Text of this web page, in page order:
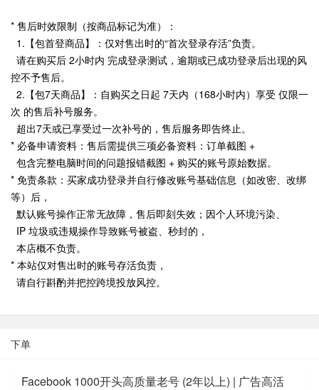
* 售后时效限制（按商品标记为准）：
1.【包首登商品】：仅对售出时的“首次登录存活”负责。
请在购买后 2小时内 完成登录测试，逾期或已成功登录后出现的风
控不予售后。
2.【包7天商品】：自购买之日起 7天内（168小时内）享受 仅限一
次 的售后补号服务。
超出7天或已享受过一次补号的，售后服务即告终止。
* 必备申请资料：售后需提供三项必备资料：订单截图 +
包含完整电脑时间的问题报错截图 + 购买的账号原始数据。
* 免责条款：买家成功登录并自行修改账号基础信息（如改密、改绑
等）后，
默认账号操作正常无故障，售后即刻失效；因个人环境污染、
IP 垃圾或违规操作导致账号被盗、秒封的，
本店概不负责。
* 本站仅对售出时的账号存活负责，
请自行斟酌并把控跨境投放风控。
下单
Facebook 1000开头高质量老号 (2年以上) | 广告高活